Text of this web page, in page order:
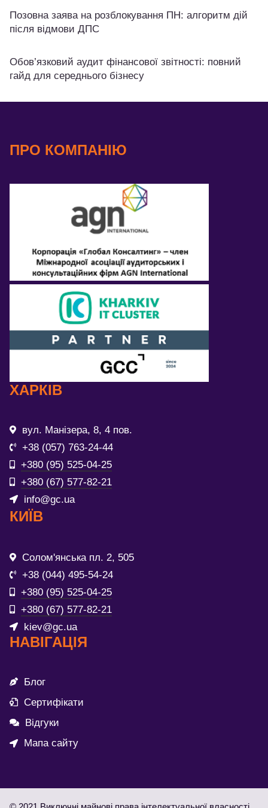
Позовна заява на розблокування ПН: алгоритм дій
після відмови ДПС
Обов’язковий аудит фінансової звітності: повний
гайд для середнього бізнесу
ПРО КОМПАНІЮ
ХАРКІВ
вул. Манізера, 8, 4 пов.
+38 (057) 763-24-44
+380 (95) 525-04-25
+380 (67) 577-82-21
info@gc.ua
КИЇВ
Солом'янська пл. 2, 505
+38 (044) 495-54-24
+380 (95) 525-04-25
+380 (67) 577-82-21
kiev@gc.ua
НАВІГАЦІЯ
Блог
Сертифікати
Відгуки
Мапа сайту